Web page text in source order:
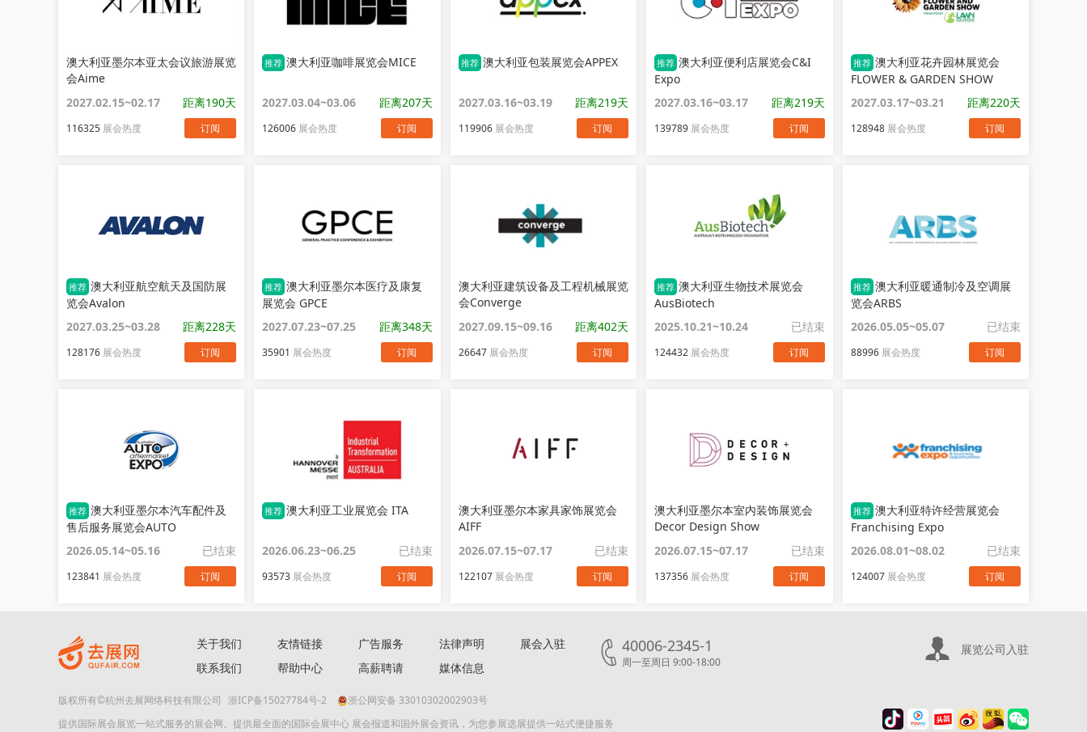
澳大利亚墨尔本亚太会议旅游展览
会Aime
2027.02.15~02.17
距离190天
116325 展会热度 订阅
推荐 澳大利亚咖啡展览会MICE
2027.03.04~03.06 距离207天
126006 展会热度 订阅
推荐 澳大利亚包装展览会APPEX
2027.03.16~03.19 距离219天
119906展会热度 订阅
推荐 澳大利亚便利店展览会C&I
Expo
2027.03.16~03.17
距离219天
139789 展会热度 订阅
推荐 澳大利亚花卉园林展览会
FLOWER & GARDEN SHOW
2027.03.17~03.21
距离220天
128948展会热度 订阅
推荐 澳大利亚航空航天及国防展
览会Avalon
2027.03.25~03.28
距离228天
128176 展会热度 订阅
推荐 澳大利亚墨尔本医疗及康复
展览会 GPCE
2027.07.23~07.25
距离348天
35901 展会热度 订阅
澳大利亚建筑设备及工程机械展览
会Converge
2027.09.15~09.16
距离402天
26647展会热度 订阅
推荐 澳大利亚生物技术展览会
AusBiotech
2025.10.21~10.24
已结束
124432 展会热度 订阅
推荐 澳大利亚暖通制冷及空调展
览会ARBS
2026.05.05~05.07
已结束
88996展会热度 订阅
推荐 澳大利亚墨尔本汽车配件及
售后服务展览会AUTO
AFTERMARKET EXPO
2026.05.14~05.16 已结束
123841 展会热度 订阅
推荐 澳大利亚工业展览会 ITA
2026.06.23~06.25 已结束
93573 展会热度 订阅
澳大利亚墨尔本家具家饰展览会
AIFF
2026.07.15~07.17
已结束
122107展会热度 订阅
澳大利亚墨尔本室内装饰展览会
Decor Design Show
2026.07.15~07.17
已结束
137356 展会热度 订阅
推荐 澳大利亚特许经营展览会
Franchising Expo
2026.08.01~08.02
已结束
124007展会热度 订阅
关于我们
联系我们
友情链接
帮助中心
广告服务
高薪聘请
法律声明
媒体信息
展会入驻 40006-2345-1
周一至周日 9:00-18:00
展览公司入驻
版权所有©杭州去展网络科技有限公司 浙ICP备15027784号-2
浙公网安备 33010302002903号
提供国际展会展览一站式服务的展会网。提供最全面的国际会展中心 展会报道和国外展会资讯，为您参展选展提供一站式便捷服务